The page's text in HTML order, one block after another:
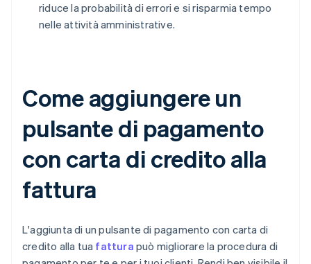
riduce la probabilità di errori e si risparmia tempo
nelle attività amministrative.
Come aggiungere un
pulsante di pagamento
con carta di credito alla
fattura
L'aggiunta di un pulsante di pagamento con carta di
credito alla tua fattura può migliorare la procedura di